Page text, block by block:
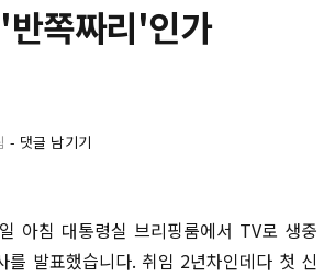
반쪽짜리'인가
- 댓글 남기기
아침 대통령실 브리핑룸에서 TV로 생중
를 발표했습니다. 취임 2년차인데다 첫 신